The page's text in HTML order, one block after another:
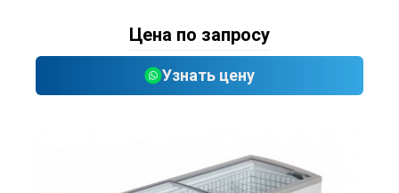
Цена по запросу
Узнать цену